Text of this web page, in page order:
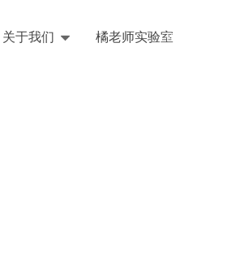
关于我们 橘老师实验室English